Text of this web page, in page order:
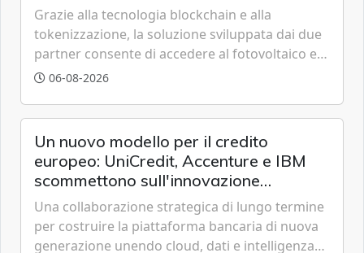
Grazie alla tecnologia blockchain e alla
tokenizzazione, la soluzione sviluppata dai due
partner consente di accedere al fotovoltaico e
all'eolico ottenendo risparmi diretti in bolletta,
06-08-2026
Un nuovo modello per il credito
europeo: UniCredit, Accenture e IBM
scommettono sull'innovazione
tecnologica
Una collaborazione strategica di lungo termine
per costruire la piattaforma bancaria di nuova
generazione unendo cloud, dati e intelligenza